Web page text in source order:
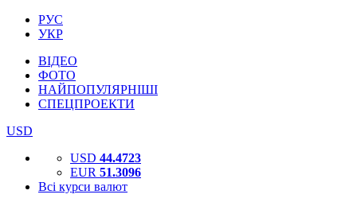
РУС
УКР
ВІДЕО
ФОТО
НАЙПОПУЛЯРНІШІ
СПЕЦПРОЕКТИ
USD
USD 44.4723
EUR 51.3096
Всі курси валют